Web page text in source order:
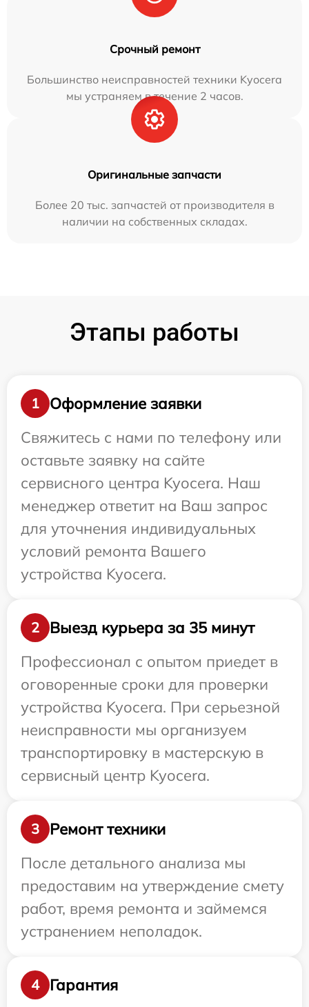
Срочный ремонт
Большинство неисправностей техники Kyocera
мы устраняем в течение 2 часов.
Оригинальные запчасти
Более 20 тыс. запчастей от производителя в
наличии на собственных складах.
Этапы работы
1
Оформление заявки
Свяжитесь с нами по телефону или
оставьте заявку на сайте
сервисного центра Kyocera. Наш
менеджер ответит на Ваш запрос
для уточнения индивидуальных
условий ремонта Вашего
устройства Kyocera.
2
Выезд курьера за 35 минут
Профессионал с опытом приедет в
оговоренные сроки для проверки
устройства Kyocera. При серьезной
неисправности мы организуем
транспортировку в мастерскую в
сервисный центр Kyocera.
3
Ремонт техники
После детального анализа мы
предоставим на утверждение смету
работ, время ремонта и займемся
устранением неполадок.
4 Гарантия